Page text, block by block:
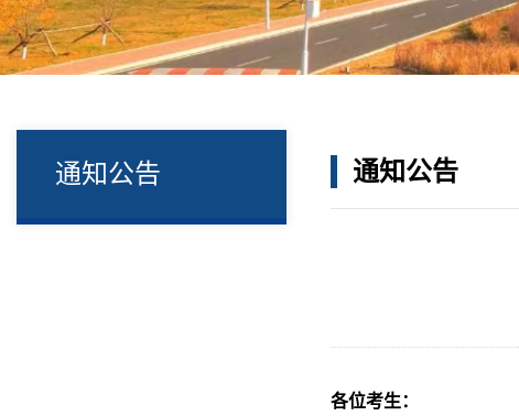
通知公告 通知公告
各位考生：